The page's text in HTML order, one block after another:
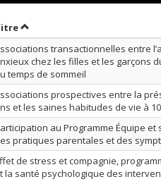
par date en ordre croissant
Trier par titre en ordre
transactionnelles entre
chez les filles et les garçons
temps de sommeil
prospectives entre la
et les saines habitudes de vie à
au Programme Équipe
pratiques parentales et des
de stress et compagnie,
la santé psychologique des